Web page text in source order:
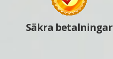
Säkra betalningar